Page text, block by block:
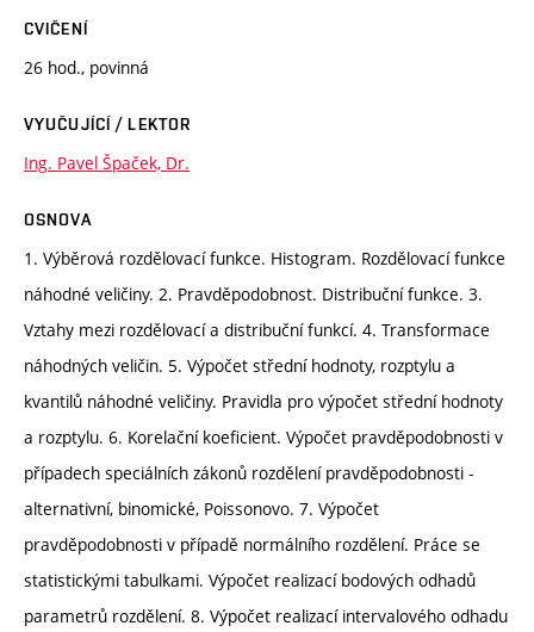
CVIČENÍ
26 hod., povinná
VYUČUJÍCÍ / LEKTOR
Ing. Pavel Špaček, Dr.
OSNOVA
1. Výběrová rozdělovací funkce. Histogram. Rozdělovací funkce
náhodné veličiny. 2. Pravděpodobnost. Distribuční funkce. 3.
Vztahy mezi rozdělovací a distribuční funkcí. 4. Transformace
náhodných veličin. 5. Výpočet střední hodnoty, rozptylu a
kvantilů náhodné veličiny. Pravidla pro výpočet střední hodnoty
a rozptylu. 6. Korelační koeficient. Výpočet pravděpodobnosti v
případech speciálních zákonů rozdělení pravděpodobnosti -
alternativní, binomické, Poissonovo. 7. Výpočet
pravděpodobnosti v případě normálního rozdělení. Práce se
statistickými tabulkami. Výpočet realizací bodových odhadů
parametrů rozdělení. 8. Výpočet realizací intervalového odhadu